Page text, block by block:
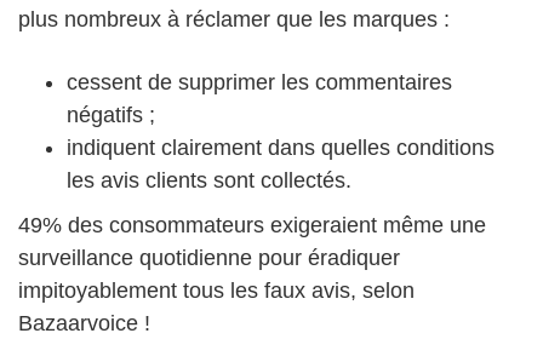
plus nombreux à réclamer que les marques :
cessent de supprimer les commentaires
négatifs ;
indiquent clairement dans quelles conditions
les avis clients sont collectés.
49% des consommateurs exigeraient même une
surveillance quotidienne pour éradiquer
impitoyablement tous les faux avis, selon
Bazaarvoice !